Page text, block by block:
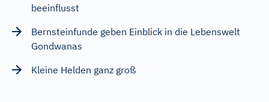
beeinflusst
Bernsteinfunde geben Einblick in die Lebenswelt
Gondwanas
Kleine Helden ganz groß